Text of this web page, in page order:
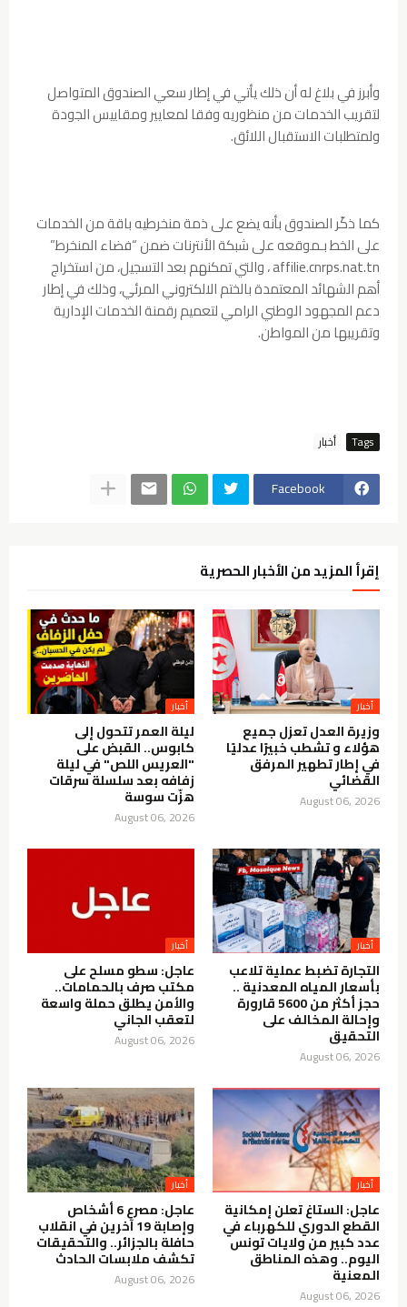
وأبرز في بلاغ له أن ذلك يأتي في إطار سعي الصندوق المتواصل
لتقريب الخدمات من منظوريه وفقا لمعايير ومقاييس الجودة
ولمتطلبات الاستقبال اللائق.
كما ذكّر الصندوق بأنه يضع على ذمة منخرطيه باقة من الخدمات
على الخط بـموقعه على شبكة الأنترنات ضمن “فضاء المنخرط”
affilie.cnrps.nat.tn ، والتي تمكنهم بعد التسجيل، من استخراج
أهم الشهائد المعتمدة بالختم الالكتروني المرئي، وذلك في إطار
دعم المجهود الوطني الرامي لتعميم رقمنة الخدمات الإدارية
وتقريبها من المواطن.
Tags أخبار
Facebook
إقرأ المزيد من الأخبار الحصرية
أخبار
وزيرة العدل تعزل جميع
هؤلاء و تشطب خبيرًا عدليًا
في إطار تطهير المرفق
القضائي
August 06, 2026
أخبار
ليلة العمر تتحول إلى
كابوس.. القبض على
"العريس اللص" في ليلة
زفافه بعد سلسلة سرقات
هزّت سوسة
August 06, 2026
أخبار
التجارة تضبط عملية تلاعب
بأسعار المياه المعدنية ..
حجز أكثر من 5600 قارورة
وإحالة المخالف على
التحقيق
August 06, 2026
أخبار
عاجل: سطو مسلح على
مكتب صرف بالحمامات..
والأمن يطلق حملة واسعة
لتعقب الجاني
August 06, 2026
أخبار
عاجل: الستاغ تعلن إمكانية
القطع الدوري للكهرباء في
عدد كبير من ولايات تونس
اليوم.. وهذه المناطق
المعنية
August 06, 2026
أخبار
عاجل: مصرع 6 أشخاص
وإصابة 19 آخرين في انقلاب
حافلة بالجزائر.. والتحقيقات
تكشف ملابسات الحادث
August 06, 2026